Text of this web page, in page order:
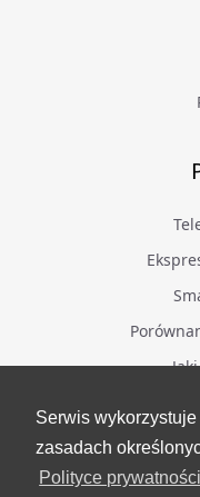
Serwis wykorzystuje
zasadach
Polityce prywatności